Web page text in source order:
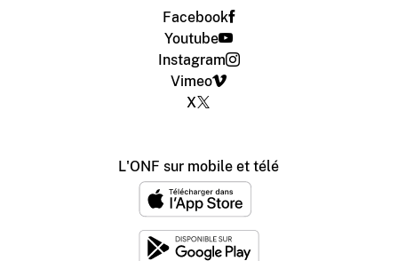
Facebook
Youtube
Instagram
Vimeo
X
L'ONF sur mobile et télé